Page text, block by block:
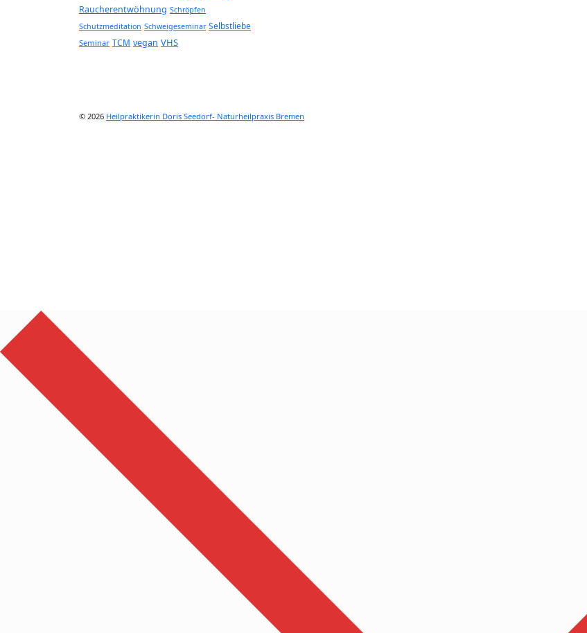
Raucherentwöhnung Schröpfen
Schutzmeditation Schweigeseminar Selbstliebe
Seminar TCM vegan VHS
© 2026 Heilpraktikerin Doris Seedorf- Naturheilpraxis Bremen